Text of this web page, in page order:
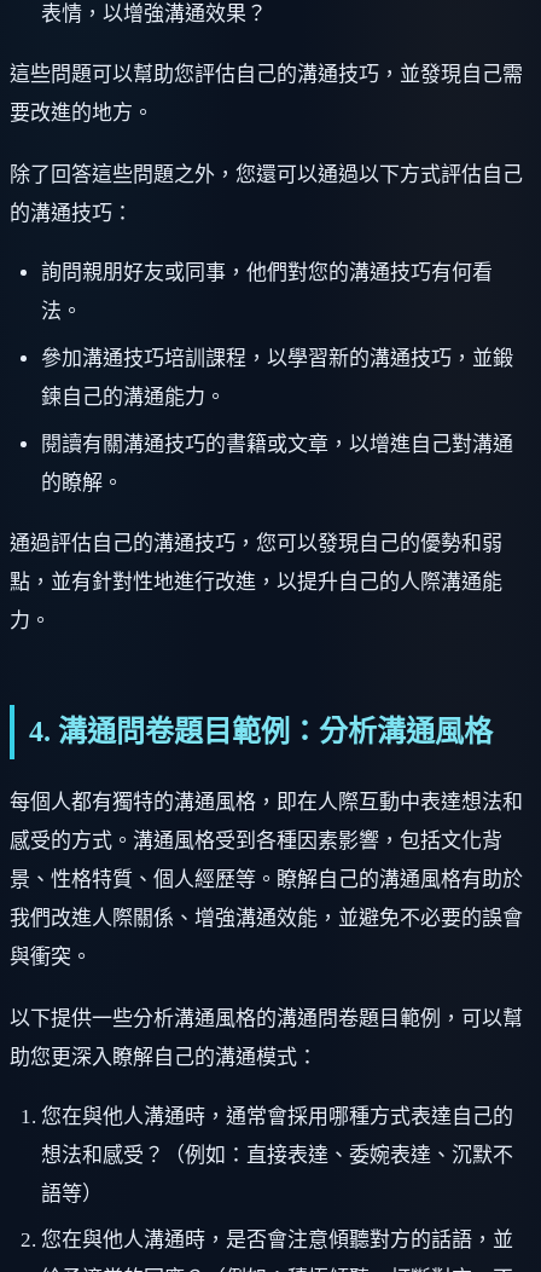
表情，以增強溝通效果？
這些問題可以幫助您評估自己的溝通技巧，並發現自己需
要改進的地方。
除了回答這些問題之外，您還可以通過以下方式評估自己
的溝通技巧：
詢問親朋好友或同事，他們對您的溝通技巧有何看
法。
參加溝通技巧培訓課程，以學習新的溝通技巧，並鍛
鍊自己的溝通能力。
閱讀有關溝通技巧的書籍或文章，以增進自己對溝通
的瞭解。
通過評估自己的溝通技巧，您可以發現自己的優勢和弱
點，並有針對性地進行改進，以提升自己的人際溝通能
力。
4. 溝通問卷題目範例：分析溝通風格
每個人都有獨特的溝通風格，即在人際互動中表達想法和
感受的方式。溝通風格受到各種因素影響，包括文化背
景、性格特質、個人經歷等。瞭解自己的溝通風格有助於
我們改進人際關係、增強溝通效能，並避免不必要的誤會
與衝突。
以下提供一些分析溝通風格的溝通問卷題目範例，可以幫
助您更深入瞭解自己的溝通模式：
您在與他人溝通時，通常會採用哪種方式表達自己的
想法和感受？（例如：直接表達、委婉表達、沉默不
語等）
您在與他人溝通時，是否會注意傾聽對方的話語，並